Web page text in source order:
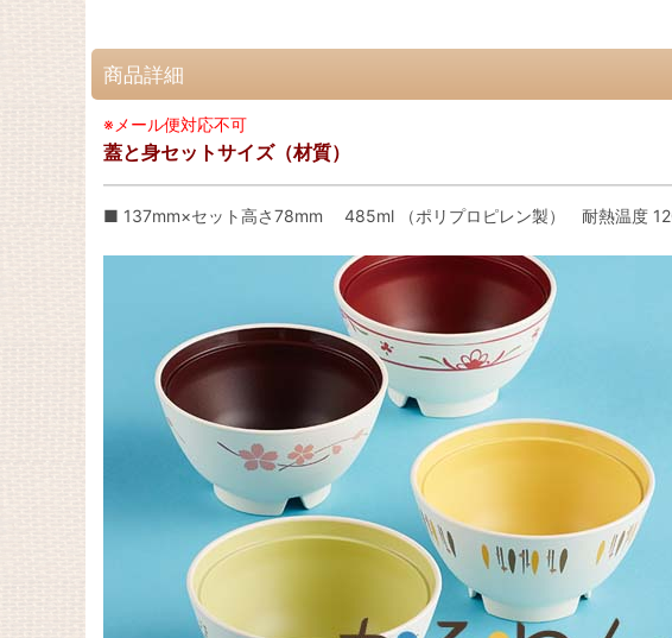
商品詳細
※メール便対応不可
蓋と身セットサイズ（材質）
■ 137mm×セット高さ78mm 485ml （ポリプロピレン製） 耐熱温度